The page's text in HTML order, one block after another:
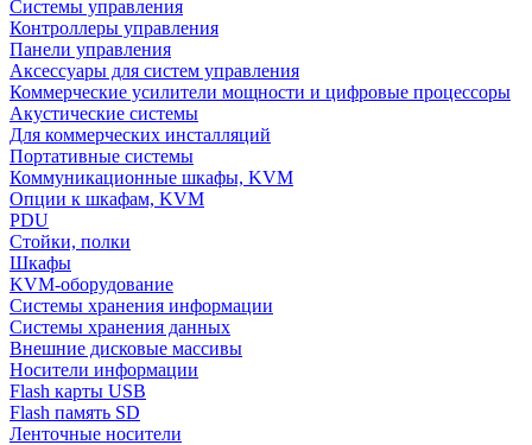
Системы управления
Контроллеры управления
Панели управления
Аксессуары для систем управления
Коммерческие усилители мощности и цифровые процессоры
Акустические системы
Для коммерческих инсталляций
Портативные системы
Коммуникационные шкафы, KVM
Опции к шкафам, KVM
PDU
Стойки, полки
Шкафы
KVM-оборудование
Системы хранения информации
Системы хранения данных
Внешние дисковые массивы
Носители информации
Flash карты USB
Flash память SD
Ленточные носители